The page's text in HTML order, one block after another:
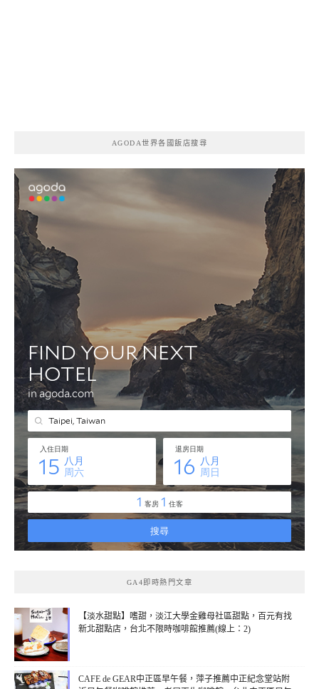
AGODA世界各國飯店搜尋
GA4即時熱門文章
【淡水甜點】嗜甜，淡江大學金雞母社區甜點，百元有找
新北甜點店，台北不限時咖啡館推薦(線上：2)
CAFE de GEAR中正區早午餐，萍子推薦中正紀念堂站附